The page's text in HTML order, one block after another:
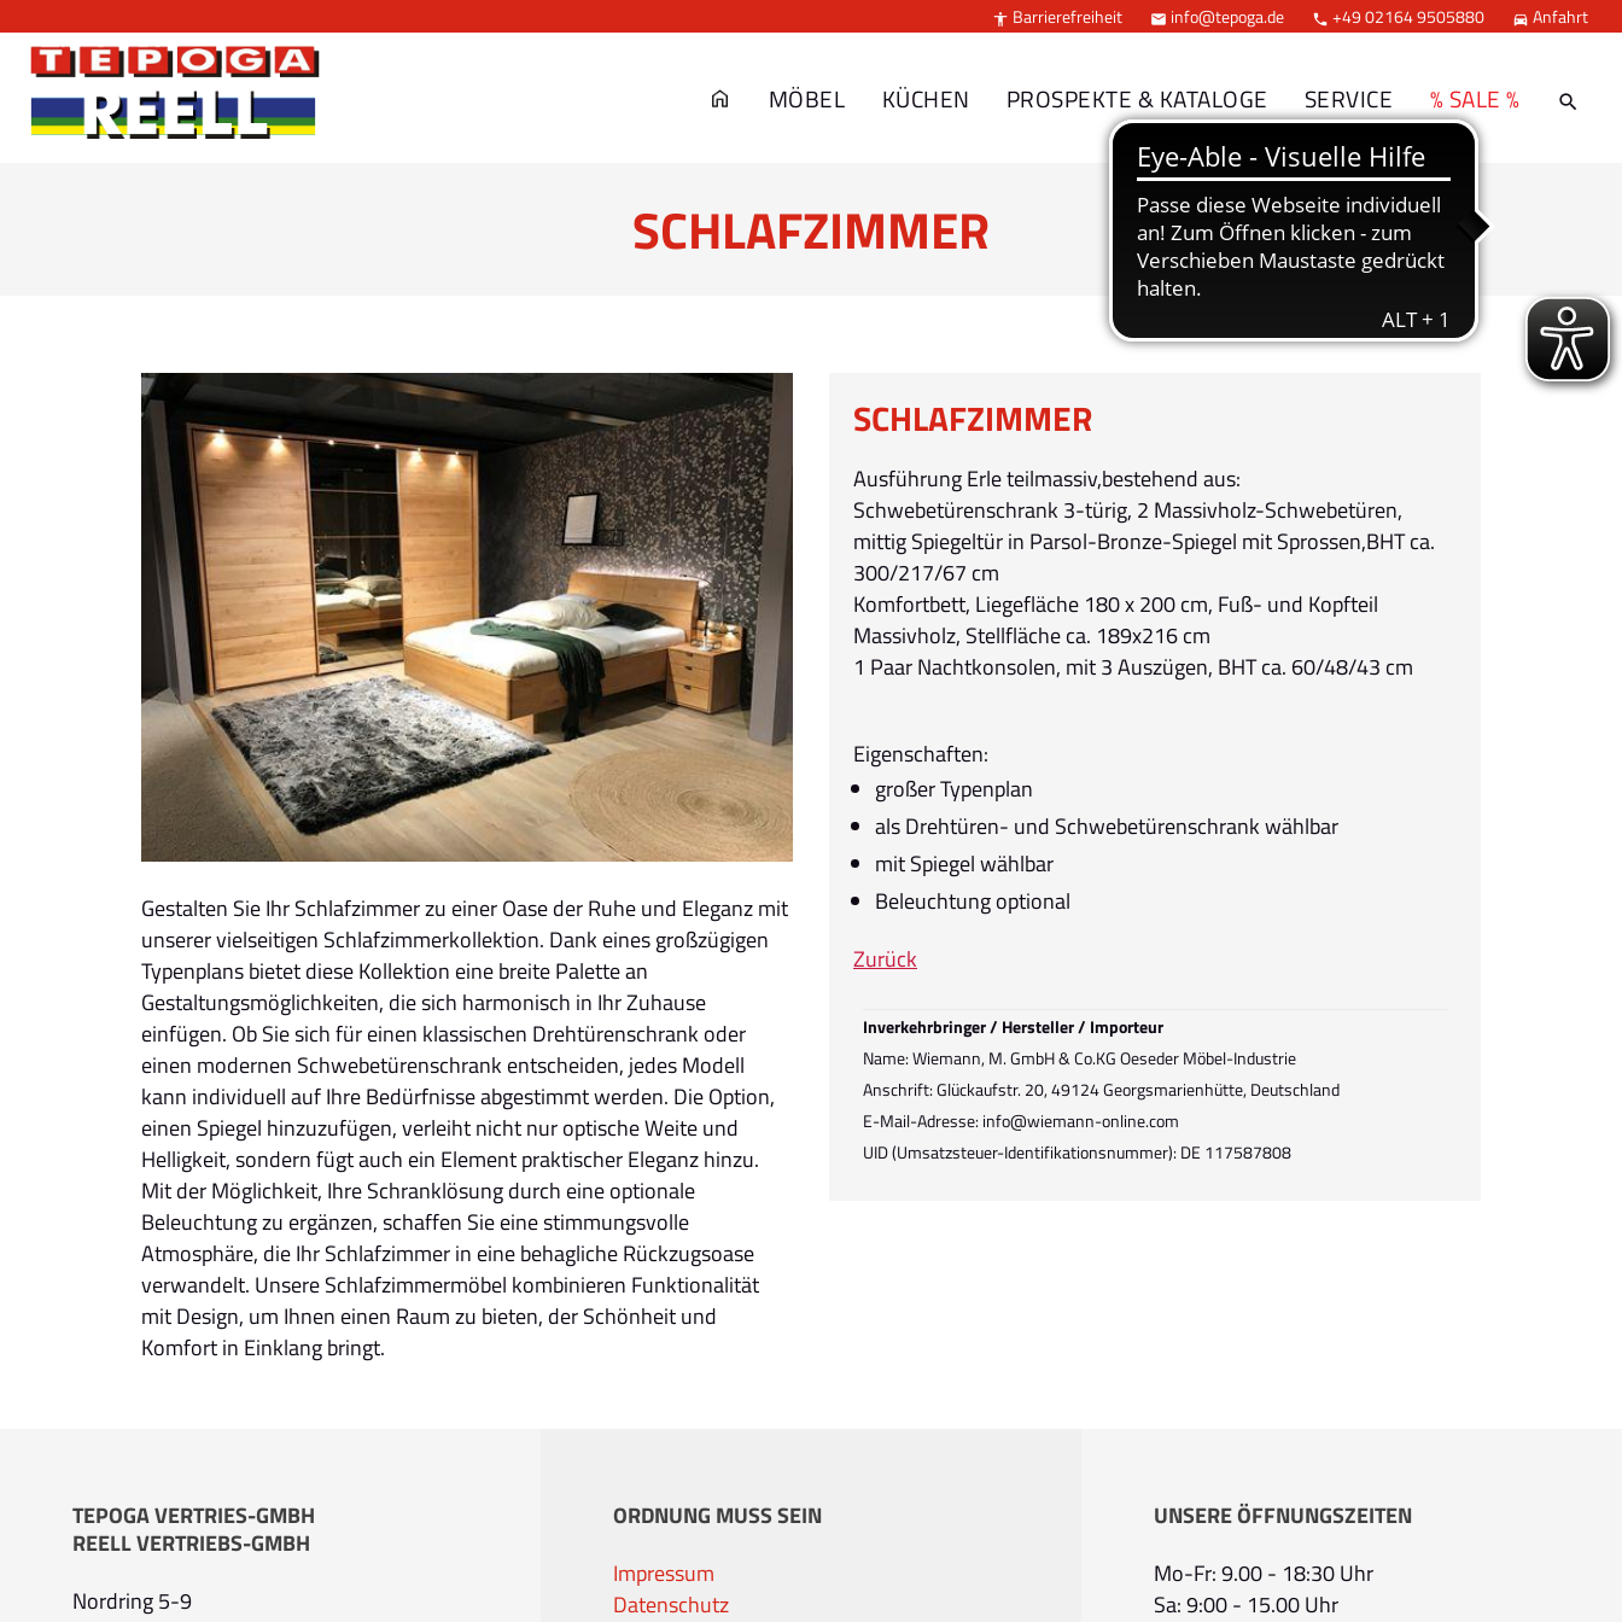
 Barrierefreiheit  info@tepoga.de  +49 02164 9505880  Anfahrt
MÖBEL KÜCHEN PROSPEKTE & KATALOGE SERVICE % SALE %
SCHLAFZIMMER
Gestalten Sie Ihr Schlafzimmer zu einer Oase der Ruhe und Eleganz mit
unserer vielseitigen Schlafzimmerkollektion. Dank eines großzügigen
Typenplans bietet diese Kollektion eine breite Palette an
Gestaltungsmöglichkeiten, die sich harmonisch in Ihr Zuhause
einfügen. Ob Sie sich für einen klassischen Drehtürenschrank oder
einen modernen Schwebetürenschrank entscheiden, jedes Modell
kann individuell auf Ihre Bedürfnisse abgestimmt werden. Die Option,
einen Spiegel hinzuzufügen, verleiht nicht nur optische Weite und
Helligkeit, sondern fügt auch ein Element praktischer Eleganz hinzu.
Mit der Möglichkeit, Ihre Schranklösung durch eine optionale
Beleuchtung zu ergänzen, schaffen Sie eine stimmungsvolle
Atmosphäre, die Ihr Schlafzimmer in eine behagliche Rückzugsoase
verwandelt. Unsere Schlafzimmermöbel kombinieren Funktionalität
mit Design, um Ihnen einen Raum zu bieten, der Schönheit und
Komfort in Einklang bringt.
SCHLAFZIMMER
Ausführung Erle teilmassiv,bestehend aus:
Schwebetürenschrank 3-türig, 2 Massivholz-Schwebetüren,
mittig Spiegeltür in Parsol-Bronze-Spiegel mit Sprossen,BHT ca.
300/217/67 cm
Komfortbett, Liegefläche 180 x 200 cm, Fuß- und Kopfteil
Massivholz, Stellfläche ca. 189x216 cm
1 Paar Nachtkonsolen, mit 3 Auszügen, BHT ca. 60/48/43 cm
Eigenschaften:
großer Typenplan
als Drehtüren- und Schwebetürenschrank wählbar
mit Spiegel wählbar
Beleuchtung optional
Zurück
Inverkehrbringer / Hersteller / Importeur
Name: Wiemann, M. GmbH & Co.KG Oeseder Möbel-Industrie
Anschrift: Glückaufstr. 20, 49124 Georgsmarienhütte, Deutschland
E-Mail-Adresse: info@wiemann-online.com
UID (Umsatzsteuer-Identifikationsnummer): DE 117587808
TEPOGA VERTRIES-GMBH
REELL VERTRIEBS-GMBH
Nordring 5-9
ORDNUNG MUSS SEIN
Impressum
Datenschutz
UNSERE ÖFFNUNGSZEITEN
Mo-Fr: 9.00 - 18:30 Uhr
Sa: 9:00 - 15.00 Uhr